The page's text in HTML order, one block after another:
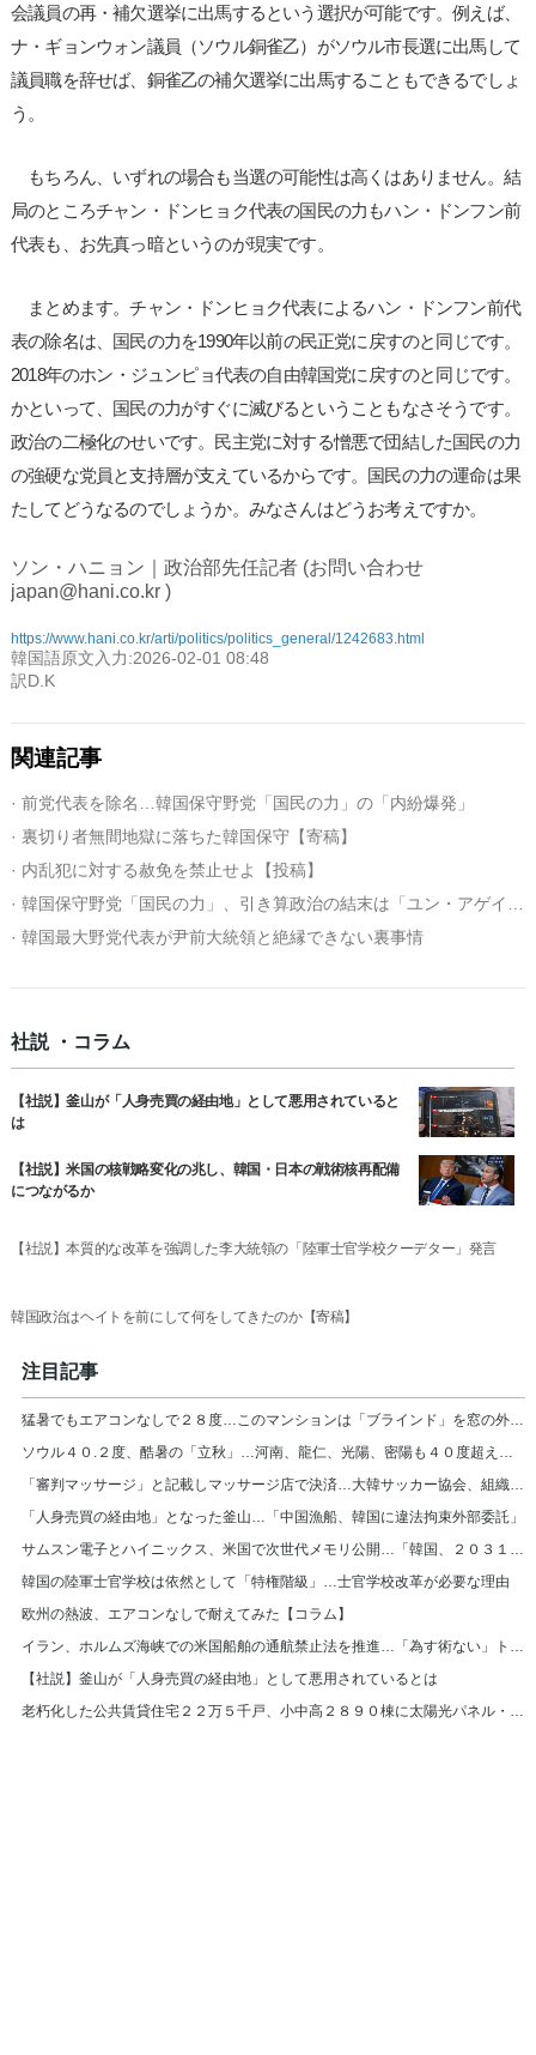
会議員の再・補欠選挙に出馬するという選択が可能です。例えば、
ナ・ギョンウォン議員（ソウル銅雀乙）がソウル市長選に出馬して
議員職を辞せば、銅雀乙の補欠選挙に出馬することもできるでしょ
う。
もちろん、いずれの場合も当選の可能性は高くはありません。結
局のところチャン・ドンヒョク代表の国民の力もハン・ドンフン前
代表も、お先真っ暗というのが現実です。
まとめます。チャン・ドンヒョク代表によるハン・ドンフン前代
表の除名は、国民の力を1990年以前の民正党に戻すのと同じです。
2018年のホン・ジュンピョ代表の自由韓国党に戻すのと同じです。
かといって、国民の力がすぐに滅びるということもなさそうです。
政治の二極化のせいです。民主党に対する憎悪で団結した国民の力
の強硬な党員と支持層が支えているからです。国民の力の運命は果
たしてどうなるのでしょうか。みなさんはどうお考えですか。
ソン・ハニョン｜政治部先任記者 (お問い合わせ
japan@hani.co.kr )
https://www.hani.co.kr/arti/politics/politics_general/1242683.html
韓国語原文入力:2026-02-01 08:48
訳D.K
関連記事
· 前党代表を除名…韓国保守野党「国民の力」の「内紛爆発」
· 裏切り者無間地獄に落ちた韓国保守【寄稿】
· 内乱犯に対する赦免を禁止せよ【投稿】
· 韓国最大野党代表が尹前大統領と絶縁できない裏事情
社説 ・コラム
【社説】釜山が「人身売買の経由地」として悪用されていると
は
【社説】米国の核戦略変化の兆し、韓国・日本の戦術核再配備
につながるか
【社説】本質的な改革を強調した李大統領の「陸軍士官学校クーデター」発言
韓国政治はヘイトを前にして何をしてきたのか【寄稿】
注目記事
猛暑でもエアコンなしで２８度…このマンションは「ブラインド」を窓の外に設置＝韓国
「人身売買の経由地」となった釜山…「中国漁船、韓国に違法拘束外部委託」
韓国の陸軍士官学校は依然として「特権階級」…士官学校改革が必要な理由
欧州の熱波、エアコンなしで耐えてみた【コラム】
【社説】釜山が「人身売買の経由地」として悪用されているとは